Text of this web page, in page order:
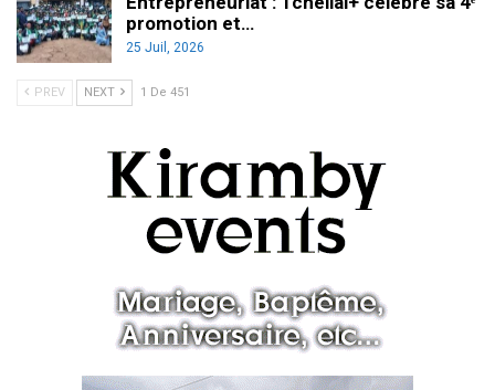
promotion et…
25 Juil, 2026
PREV NEXT 1 De 451